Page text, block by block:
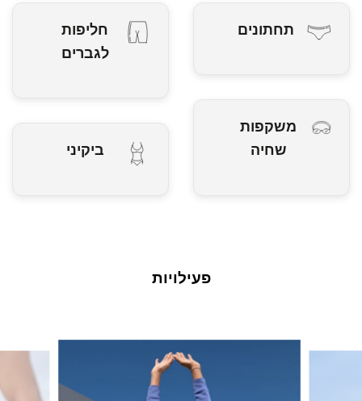
תחתונים
משקפות
שחיה
חליפות
לגברים
ביקיני
פעילויות